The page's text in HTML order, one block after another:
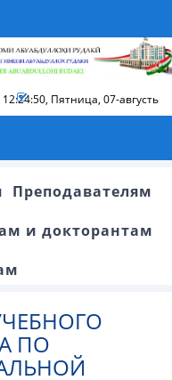
12:24:50, Пятница, 07-августь
Преподавателям
и докторантам
ПО